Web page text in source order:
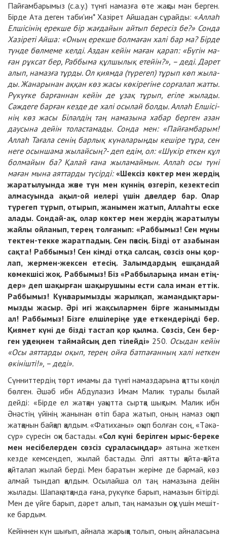
Пай­ғам­ба­ры­мыз (с.а.у.) түн­гі на­маз­ға өте жақ­сы мән бер­ген.
Бір­де Ата де­ген та­би'ин*Ха­зі­рет Айша­дан сұ­райды: «Аллаһ
Ел­ші­сі­нің ерек­ше бір жағ­дайын ай­тып бе­ре­сіз бе?» Сон­да
Ха­зі­ре­ті Айша: «Оның ерек­ше бол­ма­ған ха­лі бар ма? Бір­де
түн­де бөл­ме­ме кел­ді. Аз­дан кейін ма­ған қа­рап: «Бү­гін ма­
ған рұк­сат бер, Раб­бы­ма құл­шы­лық етейін?», – де­ді. Дә­рет
алып, на­маз­ға тұр­ды. Ол қиям­да (түрегеп) тұ­рып көп жы­ла­
ды. Жа­на­ры­нан ақ­қан көз жас­ы кө­кі­ре­гі­не сорғалап жат­ты.
Рү­күғ­ке бар­ған­нан кейін де ұзақ тұ­рып, егіле жы­ла­ды.
Сәж­де­ге бар­ған кез­де де ха­лі осы­лай бол­ды. Аллаһ Ел­ші­сі­
нің көз жас­ы Бі­ләл­дің таң на­ма­зы­на ха­бар бер­ген азан
даусы­на дейін толастамады. Сон­да мен: «Пай­ғам­ба­рым!
Аллаһ Та­ға­ла се­нің бар­лық кү­нә­ла­рың­ды ке­ші­ре тұ­ра, сен
не­ге осын­ша­ма жы­лай­сың?- деп едім, ол: «Шү­кір ет­кен құл
бол­майын ба? Қа­лай ға­на жы­ла­май­мын. Аллаһ осы тү­ні
ма­ған мы­на аят­тар­ды тү­сір­ді: «Шек­сіз көк­тер мен жер­дің
жа­ра­ты­луын­да жә­не түн мен күн­нің өз­ге­ріп, ке­зек­те­сіп
ал­ма­суын­да ақыл-ой иеле­рі үшін дә­лел­дер бар. Олар
түрегеп тұ­рып, оты­рып, жа­ны­мен жа­тып, Аллаһ­ты ес­ке
ала­ды. Сон­дай-ақ, олар көк­тер мен жер­дің жа­ра­ты­луы
жайлы ойла­нып, те­рең тол­ға­нып: «Раб­бы­мыз! Сен мұ­ны
тек­тен-тек­ке жа­рат­па­дың. Сен пәк­сің. Біз­ді от аза­бы­нан
сақ­та! Раб­бы­мыз! Сен кім­ді от­қа сал­саң, сөз­сіз оны қор­
лап, жер­мен-жек­сен ете­сің. За­лым­дар­дың еш­қан­дай
кө­мек­ші­сі жоқ. Раб­бы­мыз! Біз «Раб­бы­ла­ры­ңа иман етің­
дер» деп ша­қыр­ған ша­қы­ру­шы­ны ес­ти са­ла иман ет­тік.
Раб­бы­мыз! Кү­нә­ла­ры­мыз­ды жа­рыл­қап, жа­ман­дық­та­ры­
мыз­ды жа­сыр. Әрі игі жақ­сы­лар­мен бір­ге жа­ны­мыз­ды
ал! Раб­бы­мыз! Біз­ге ел­ші­ле­рі­ңе уәде ет­кен­де­рің­ді бер.
Қия­мет кү­ні де біз­ді тас­тап қор қыл­ма. Сөз­сіз, Сен бер­
ген уә­дең­нен тай­май­сың деп ті­лейді» 250. Осы­дан кейін
«Осы аят­тар­ды оқып, те­рең ойға бат­па­ған­ның ха­лі нет­кен
өкі­ніш­ті!», – де­ді».
Сүн­нит­тер­дің төрт има­мы да түн­гі на­маз­да­ры­на қат­ты кө­ңіл
бөл­ген. Әшәб ибн Аб­ду­ла­зиз Имам Ма­лик ту­ра­лы бы­лай
дейді: «Бір­де ел жат­қан уа­қыт­та сыр­тқа шық­тым. Ма­лик ибн
Әнәс­тің үйі­нің жа­ны­нан өтіп ба­ра жа­тып, оның на­маз оқып
жат­қа­нын бай­қап қал­дым. «Фа­ти­ха­ны» оқып бол­ған соң, «Тә­кә­
сүр» сү­ре­сін оқи бас­та­ды.«Сол кү­ні бе­ріл­ген ырыс-бе­ре­ке
мен не­сі­бе­лер­ден сөз­сіз сұ­ра­ла­сың­дар» аяты­на жет­кен
кез­де кем­сең­деп, жы­лай бас­та­ды. Әлгі аят­ты қайта-қайта
қайта­лап жы­лай бер­ді. Мен ба­ра­тын же­рі­ме де бар­май, көз
ал­май тың­дап қал­дым. Осы­лайша ол таң на­ма­зы­на дейін
жы­ла­ды. Ша­пақ ат­қан­да ға­на, рү­күғ­ке ба­рып, на­ма­зын бі­тір­ді.
Мен де үйге ба­рып, дә­рет алып, таң на­ма­зын оқу үшін ме­шіт­
ке бар­дым.
Кейін­нен күн шы­ғып, айна­ла жа­рық­қа то­лып, оның айна­ла­сы­на